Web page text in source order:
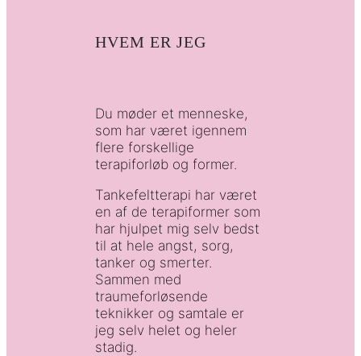
HVEM ER JEG
Du møder et menneske,
som har været igennem
flere forskellige
terapiforløb og former.
Tankefeltterapi har været
en af de terapiformer som
har hjulpet mig selv bedst
til at hele angst, sorg,
tanker og smerter.
Sammen med
traumeforløsende
teknikker og samtale er
jeg selv helet og heler
stadig.